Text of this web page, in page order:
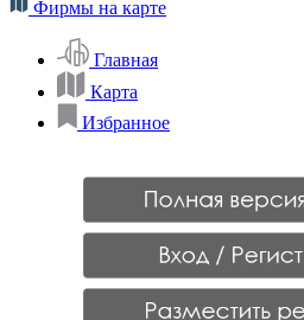
Фирмы на карте
Главная
Карта
Избранное